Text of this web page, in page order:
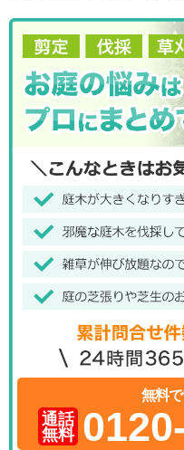
無料
通話
無料